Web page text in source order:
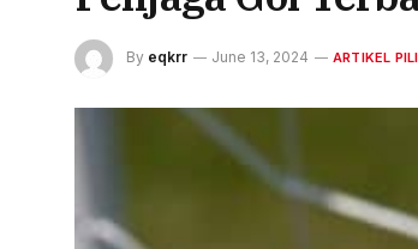
By eqkrr June 13, 2024 ARTIKEL